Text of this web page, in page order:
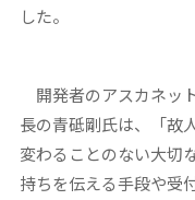
した。
開発者のアスカネッ
長の青砥剛氏は、「故
変わることのない大切
持ちを伝える手段や受